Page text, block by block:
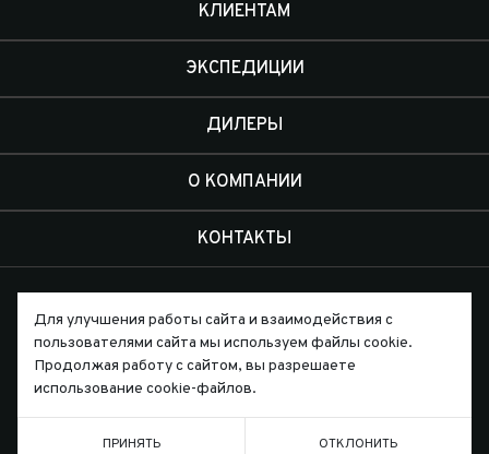
КЛИЕНТАМ
ЭКСПЕДИЦИИ
ДИЛЕРЫ
О КОМПАНИИ
КОНТАКТЫ
Письмо директору
Для улучшения работы сайта и взаимодействия с
пользователями сайта мы используем файлы cookie.
Продолжая работу с сайтом, вы разрешаете
использование cookie-файлов.
ПРИНЯТЬ ОТКЛОНИТЬ